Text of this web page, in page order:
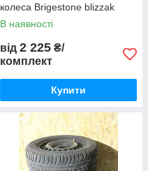
колеса Brigestone blizzak
LM25 195x65 r15 91T
В наявності
від 2 225 ₴/
комплект
Купити